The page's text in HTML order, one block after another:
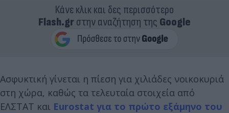
Κάνε κλικ και δες περισσότερο
Flash.grστην αναζήτηση της Google
Ασφυκτική γίνεται η πίεση για χιλιάδες νοικοκυριά
στη χώρα, καθώς τα τελευταία στοιχεία από
ΕΛΣΤΑΤ και Eurostat για το πρώτο εξάμηνο του